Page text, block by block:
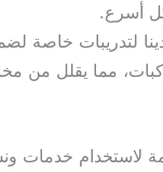
أسرع.
لتدريبات خاصة
مما يقلل من
لاستخدام خدمات